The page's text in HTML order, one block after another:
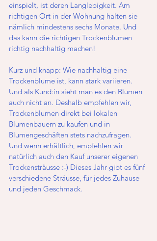
einspielt, ist deren Langlebigkeit. Am
richtigen Ort in der Wohnung halten sie
nämlich mindestens sechs Monate. Und
das kann die richtigen Trockenblumen
richtig nachhaltig machen!
Kurz und knapp: Wie nachhaltig eine
Trockenblume ist, kann stark variieren.
Und als Kund:in sieht man es den Blumen
auch nicht an. Deshalb empfehlen wir,
Trockenblumen direkt bei lokalen
Blumenbauern zu kaufen und in
Blumengeschäften stets nachzufragen.
Und wenn erhältlich, empfehlen wir
natürlich auch den Kauf unserer eigenen
Trockensträusse :-) Dieses Jahr gibt es fünf
verschiedene Sträusse, für jedes Zuhause
und jeden Geschmack.